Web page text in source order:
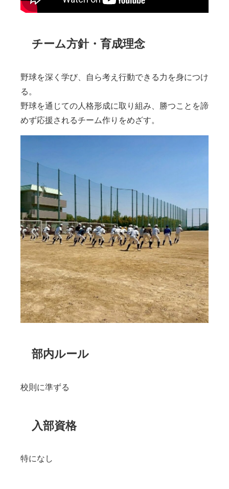
チーム方針・育成理念
野球を深く学び、自ら考え行動できる力を身につけ
る。
野球を通じての人格形成に取り組み、勝つことを諦
めず応援されるチーム作りをめざす。
部内ルール
校則に準ずる
入部資格
特になし